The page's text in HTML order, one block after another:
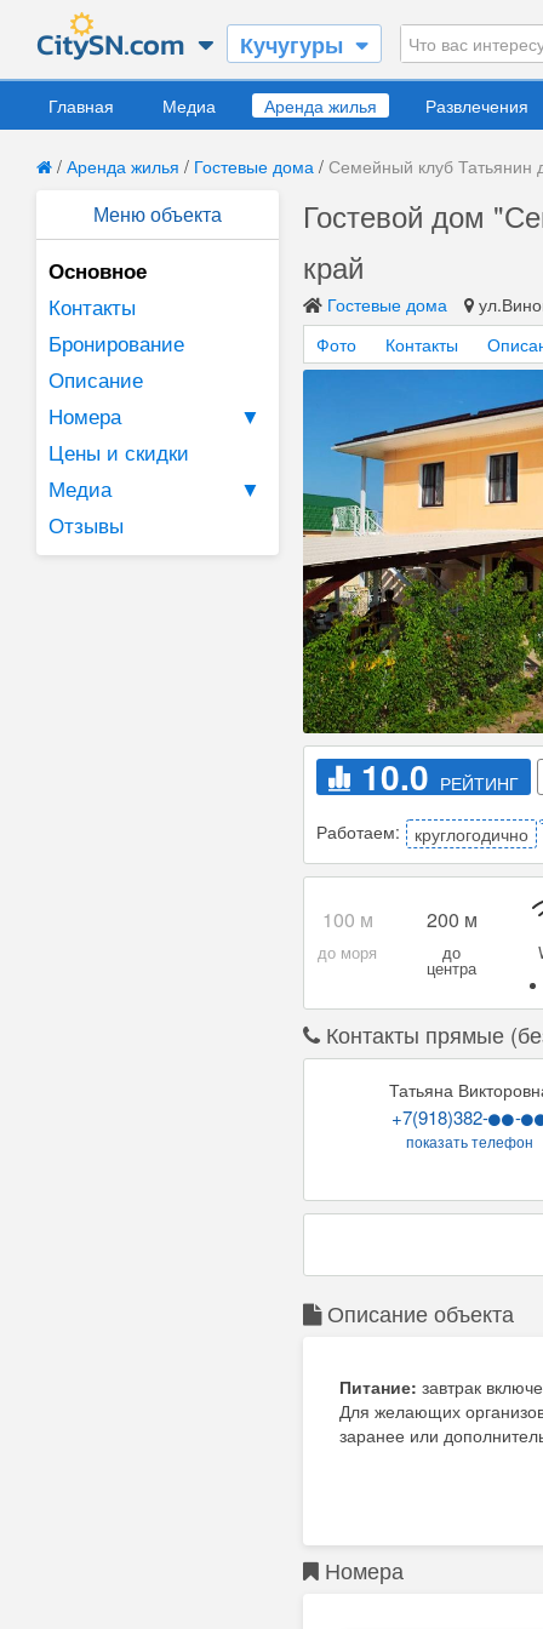
Кучугуры
Главная Медиа Аренда жилья Развлечения
/ Аренда жилья / Гостевые дома / Семейный клуб Татьянин
Меню объекта
Основное
Контакты
Бронирование
Описание
Номера
▼
Цены и скидки
Медиа
▼
Отзывы
Гостевой дом
край
Гостевые дома
Фото
Контакты
10.0 РЕЙТИНГ
Работаем: круглогодично
Уборка Анимация
Контакты прямые
Татьяна
+7(918)382- -
показать телефон
Описание объекта
Питание: завтрак
Для желающих
заранее или
- зеленый двор
Номера